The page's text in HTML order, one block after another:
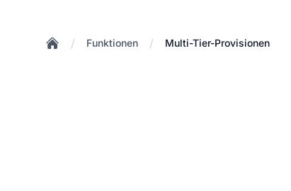
/ Funktionen / Multi-Tier-Provisionen